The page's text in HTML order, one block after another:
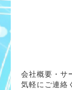
会社概要・サ
気軽にご連絡